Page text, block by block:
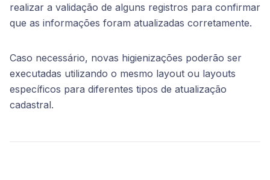
realizar a validação de alguns registros para confirmar
que as informações foram atualizadas corretamente.
Caso necessário, novas higienizações poderão ser
executadas utilizando o mesmo layout ou layouts
específicos para diferentes tipos de atualização
cadastral.